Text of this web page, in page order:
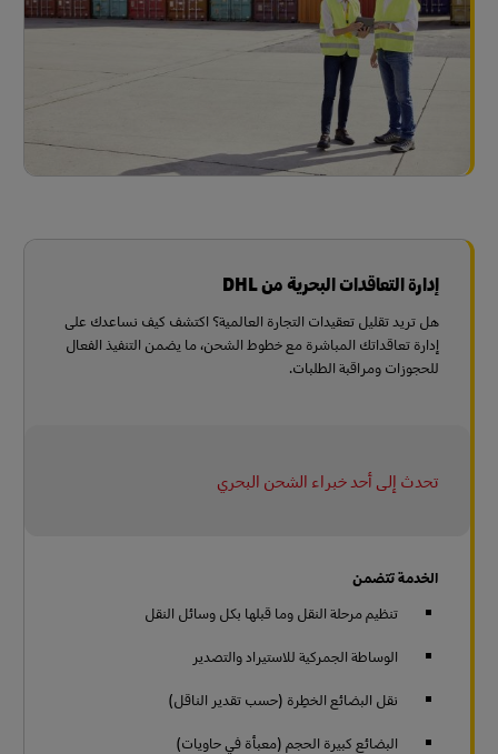
إدارة التعاقدات البحرية من DHL
هل تريد تقليل تعقيدات التجارة العالمية؟ اكتشف كيف نساعدك على
إدارة تعاقداتك المباشرة مع خطوط الشحن، ما يضمن التنفيذ الفعال
للحجوزات ومراقبة الطلبات.
تحدث إلى أحد خبراء الشحن البحري
الخدمة تتضمن
تنظيم مرحلة النقل وما قبلها بكل وسائل النقل
الوساطة الجمركية للاستيراد والتصدير
نقل البضائع الخطِرة (حسب تقدير الناقل)
البضائع كبيرة الحجم (معبأة في حاويات)